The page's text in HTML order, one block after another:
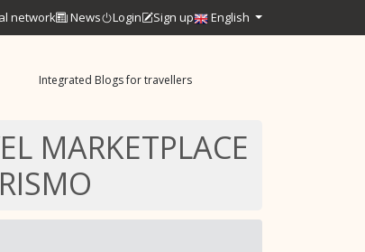
network News Login Sign up English
Integrated Blogs for travellers
MARKETPLACE